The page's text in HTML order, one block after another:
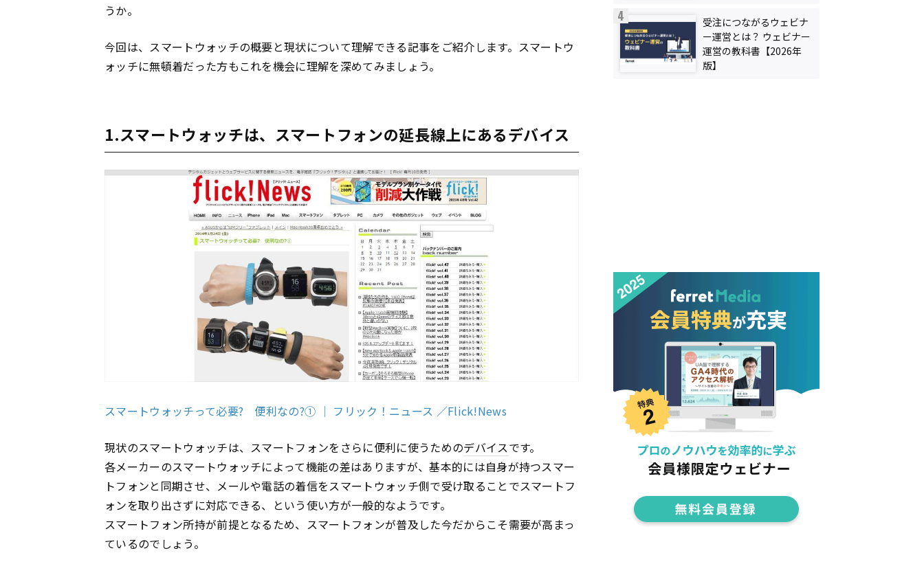
うか。
今回は、スマートウォッチの概要と現状について理解できる記事をご紹介します。スマートウ
ォッチに無頓着だった方もこれを機会に理解を深めてみましょう。
1.スマートウォッチは、スマートフォンの延長線上にあるデバイス
スマートウォッチって必要? 便利なの?① ｜ フリック！ニュース ／Flick!News
現状のスマートウォッチは、スマートフォンをさらに便利に使うためのデバイスです。
各メーカーのスマートウォッチによって機能の差はありますが、基本的には自身が持つスマー
トフォンと同期させ、メールや電話の着信をスマートウォッチ側で受け取ることでスマートフ
ォンを取り出さずに対応できる、という使い方が一般的なようです。
スマートフォン所持が前提となるため、スマートフォンが普及した今だからこそ需要が高まっ
ているのでしょう。
受注につながるウェビナ
ー運営とは？ ウェビナー
運営の教科書【2026年
版】